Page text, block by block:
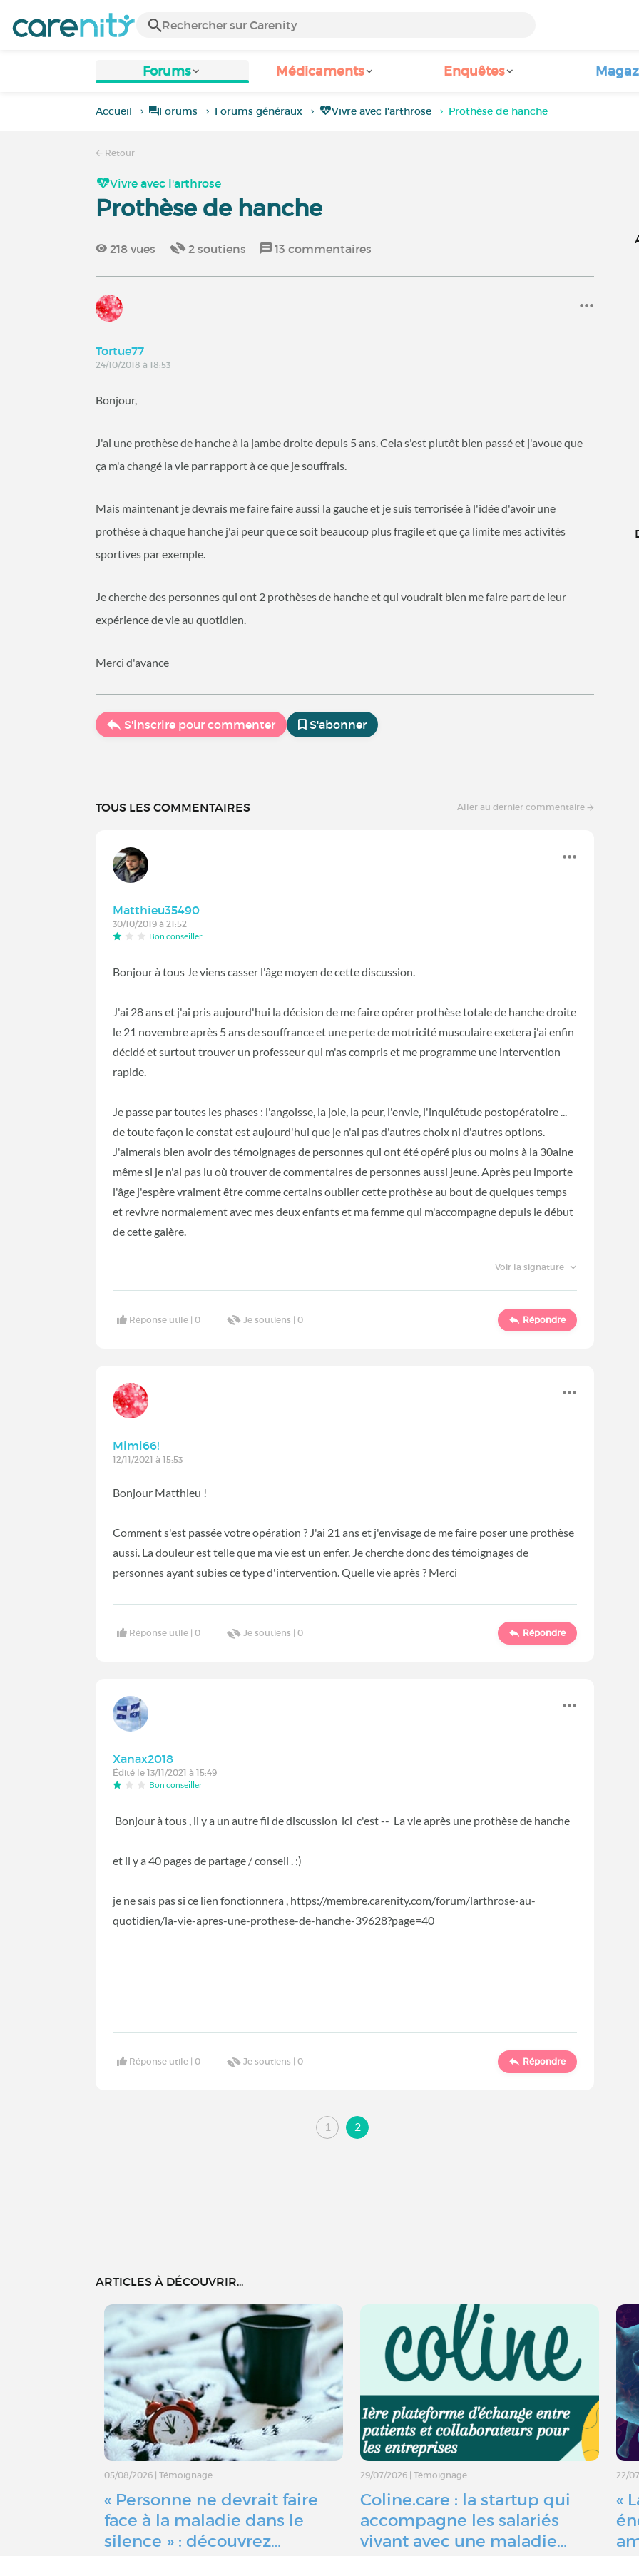
Forums Médicaments Enquêtes
Accueil Forums Forums généraux Vivre avec l'arthrose Prothèse de hanche
Retour
Vivre avec l'arthrose
Prothèse de hanche
218 vues 2 soutiens 13 commentaires
Tortue77
24/10/2018 à 18:53
Bonjour,
J'ai une prothèse de hanche à la jambe droite depuis 5 ans. Cela s'est plutôt bien passé et j'avoue que
ça m'a changé la vie par rapport à ce que je souffrais.
Mais maintenant je devrais me faire faire aussi la gauche et je suis terrorisée à l'idée d'avoir une
prothèse à chaque hanche j'ai peur que ce soit beaucoup plus fragile et que ça limite mes activités
sportives par exemple.
Je cherche des personnes qui ont 2 prothèses de hanche et qui voudrait bien me faire part de leur
expérience de vie au quotidien.
Merci d'avance
S'inscrire pour commenter S'abonner
TOUS LES COMMENTAIRES Aller au dernier commentaire
Matthieu35490
30/10/2019 à 21:52
Bon conseiller
Bonjour à tous Je viens casser l'âge moyen de cette discussion.
J'ai 28 ans et j'ai pris aujourd'hui la décision de me faire opérer prothèse totale de hanche droite
le 21 novembre après 5 ans de souffrance et une perte de motricité musculaire exetera j'ai enfin
décidé et surtout trouver un professeur qui m'as compris et me programme une intervention
rapide.
Je passe par toutes les phases : l'angoisse, la joie, la peur, l'envie, l'inquiétude postopératoire ...
de toute façon le constat est aujourd'hui que je n'ai pas d'autres choix ni d'autres options.
J'aimerais bien avoir des témoignages de personnes qui ont été opéré plus ou moins à la 30aine
même si je n'ai pas lu où trouver de commentaires de personnes aussi jeune. Après peu importe
l'âge j'espère vraiment être comme certains oublier cette prothèse au bout de quelques temps
et revivre normalement avec mes deux enfants et ma femme qui m'accompagne depuis le début
de cette galère.
Voir la signature
Réponse utile |0 Je soutiens |0 Répondre
Mimi66!
12/11/2021 à 15:53
Bonjour Matthieu !
Comment s'est passée votre opération ? J'ai 21 ans et j'envisage de me faire poser une prothèse
aussi. La douleur est telle que ma vie est un enfer. Je cherche donc des témoignages de
personnes ayant subies ce type d'intervention. Quelle vie après ? Merci
Réponse utile |0 Je soutiens |0 Répondre
Xanax2018
Édité le 13/11/2021 à 15:49
Bon conseiller
Bonjour à tous , il y a un autre fil de discussion ici c'est -- La vie après une prothèse de hanche
et il y a 40 pages de partage / conseil . :)
je ne sais pas si ce lien fonctionnera , https://membre.carenity.com/forum/larthrose-au-
quotidien/la-vie-apres-une-prothese-de-hanche-39628?page=40
Réponse utile |0 Je soutiens |0 Répondre
1 2
ARTICLES À DÉCOUVRIR...
05/08/2026 |Témoignage
« Personne ne devrait faire
face à la maladie dans le
silence » : découvrez…
29/07/2026 |Témoignage
Coline.care : la startup qui
accompagne les salariés
vivant avec une maladie…
22/
«